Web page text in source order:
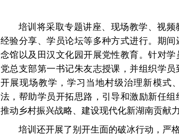
培训将采取专题讲座、现场教学、视频
经验分享、学员论坛等多种方式进行。期
念馆以及田汉文化园开展党性教育。针对
党总支部第一书记朱友志授课，并组织学
开展现场教学，学习当地村级治理新模式
法，帮助学员开拓思路，引导和激励新任
推动乡村振兴战略、建设现代化新湖南贡献力
培训还开展了别开生面的破冰行动，严